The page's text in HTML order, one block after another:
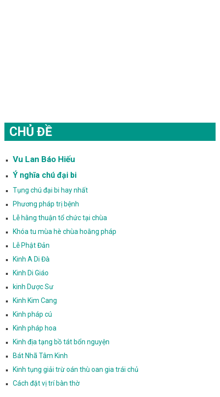
CHỦ ĐỀ
Vu Lan Báo Hiếu
Ý nghĩa chú đại bi
Tụng chú đại bi hay nhất
Phương pháp trị bệnh
Lễ hằng thuận tổ chức tại chùa
Khóa tu mùa hè chùa hoằng pháp
Lễ Phật Đản
Kinh A Di Đà
Kinh Di Giáo
kinh Dược Sư
Kinh Kim Cang
Kinh pháp cú
Kinh pháp hoa
Kinh địa tạng bồ tát bổn nguyện
Bát Nhã Tâm Kinh
Kinh tụng giải trừ oán thù oan gia trái chủ
Cách đặt vị trí bàn thờ